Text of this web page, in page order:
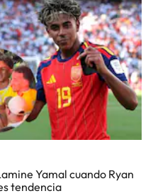
Yamal cuando Ryan
tendencia